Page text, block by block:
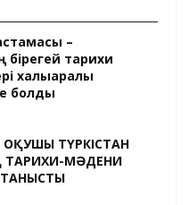
–
бірегей тарихи
халықаралық
болды
ОҚУШЫ ТҮРКІСТАН
МӘДЕНИ